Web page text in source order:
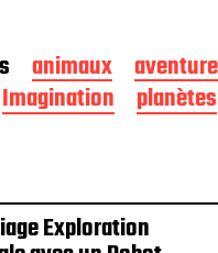
animaux aventure
Imagination planètes
Exploration